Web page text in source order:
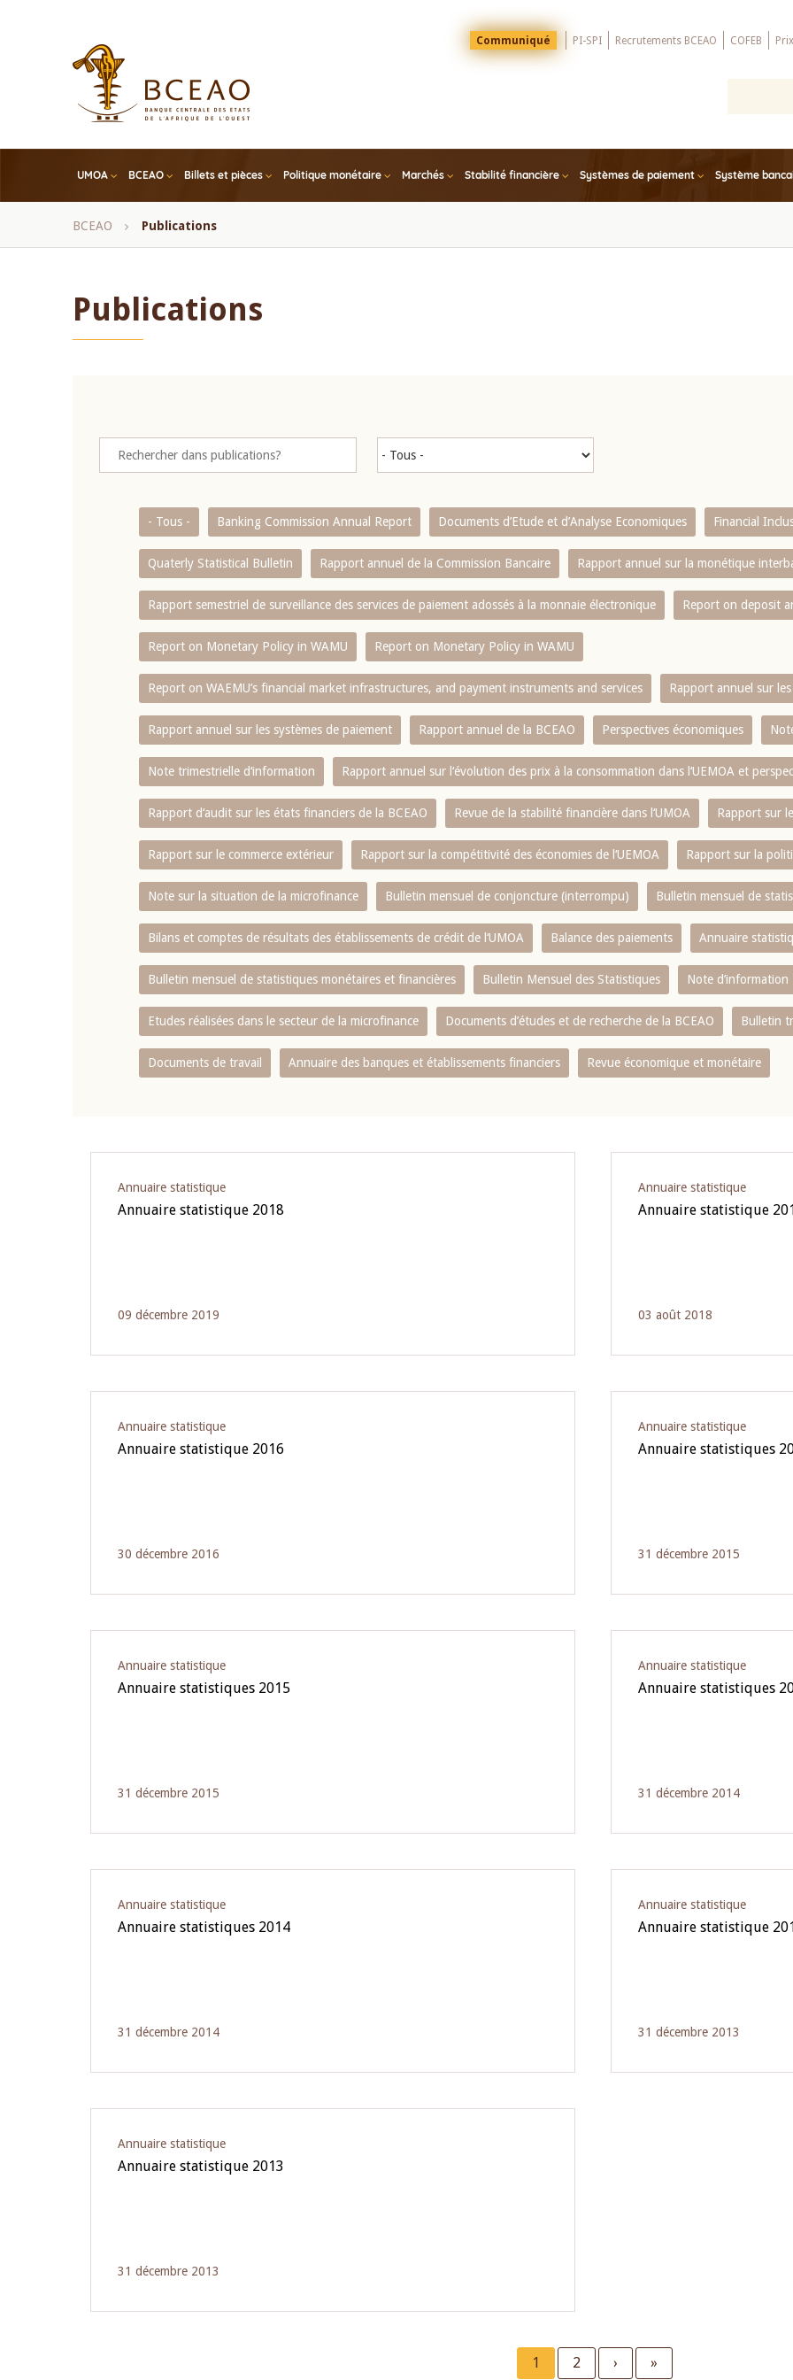
Menu
Top
Communiqué PI-SPI Recrutements BCEAO COFEB
UMOA BCEAO Billets et pièces Politique monétaire Marchés Stabilité financière Systèmes de paiement Système
Fil
BCEAO Publications
Publications
- Tous - Banking Commission Annual Report Documents d’Etude et d’Analyse Economiques Financial
Quaterly Statistical Bulletin Rapport annuel de la Commission Bancaire Rapport annuel sur la monétique
Rapport semestriel de surveillance des services de paiement adossés à la monnaie électronique Report on deposit
Report on Monetary Policy in WAMU Report on Monetary Policy in WAMU
Report on WAEMU’s financial market infrastructures, and payment instruments and services Rapport annuel sur
Rapport annuel sur les systèmes de paiement Rapport annuel de la BCEAO Perspectives économiques
Note trimestrielle d‘information Rapport annuel sur l‘évolution des prix à la consommation dans l‘UEMOA et
Rapport d‘audit sur les états financiers de la BCEAO Revue de la stabilité financière dans l‘UMOA Rapport sur
Rapport sur le commerce extérieur Rapport sur la compétitivité des économies de l‘UEMOA Rapport sur la
Note sur la situation de la microfinance Bulletin mensuel de conjoncture (interrompu) Bulletin mensuel de
Bilans et comptes de résultats des établissements de crédit de l‘UMOA Balance des paiements Annuaire
Bulletin mensuel de statistiques monétaires et financières Bulletin Mensuel des Statistiques Note d’information
Etudes réalisées dans le secteur de la microfinance Documents d’études et de recherche de la BCEAO Bulletin
Documents de travail Annuaire des banques et établissements financiers Revue économique et monétaire
Annuaire statistique
Annuaire statistique 2018
09 décembre 2019
Annuaire statistique
Annuaire statistique
03 août 2018
Annuaire statistique
Annuaire statistique 2016
30 décembre 2016
Annuaire statistique
Annuaire statistiques
31 décembre 2015
Annuaire statistique
Annuaire statistiques 2015
31 décembre 2015
Annuaire statistique
Annuaire statistiques
31 décembre 2014
Annuaire statistique
Annuaire statistiques 2014
31 décembre 2014
Annuaire statistique
Annuaire statistique
31 décembre 2013
Annuaire statistique
Annuaire statistique 2013
31 décembre 2013
Current
1 Page
2
Next
›
Last
»